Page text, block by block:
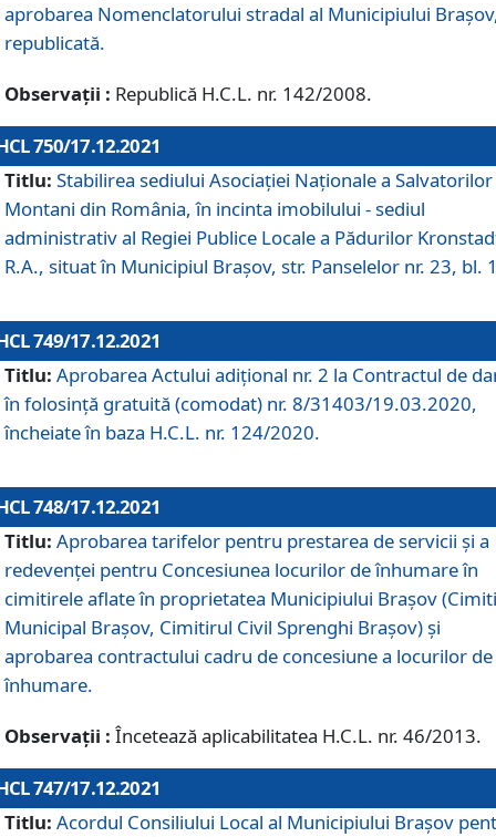
aprobarea Nomenclatorului stradal al Municipiului
republicată.
Observații : Republică H.C.L. nr. 142/2008.
750/17.12.2021
Titlu: Stabilirea sediului Asociației Naționale a Salvatorilor
Montani din România, în incinta imobilului - sediul
administrativ al Regiei Publice Locale a Pădurilor
R.A., situat în Municipiul Braşov, str. Panselelor nr. 23, bl.
749/17.12.2021
Titlu: Aprobarea Actului adițional nr. 2 la Contractul de
în folosință gratuită (comodat) nr. 8/31403/19.03.2020,
încheiate în baza H.C.L. nr. 124/2020.
748/17.12.2021
Titlu: Aprobarea tarifelor pentru prestarea de servicii şi a
redevenţei pentru Concesiunea locurilor de înhumare în
cimitirele aflate în proprietatea Municipiului Braşov
Municipal Braşov, Cimitirul Civil Sprenghi Braşov) şi
aprobarea contractului cadru de concesiune a locurilor de
înhumare.
Observații : Încetează aplicabilitatea H.C.L. nr. 46/2013.
747/17.12.2021
Titlu: Acordul Consiliului Local al Municipiului Braşov